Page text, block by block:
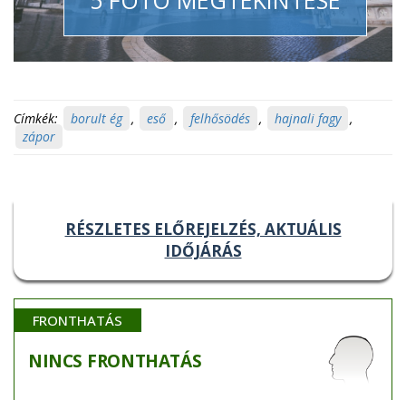
Címkék: borult ég , eső , felhősödés , hajnali fagy ,
zápor
RÉSZLETES ELŐREJELZÉS, AKTUÁLIS
IDŐJÁRÁS
FRONTHATÁS
NINCS FRONTHATÁS